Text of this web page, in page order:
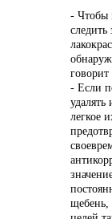
- Чтобы
говорит
- Если
легкое
щебень,